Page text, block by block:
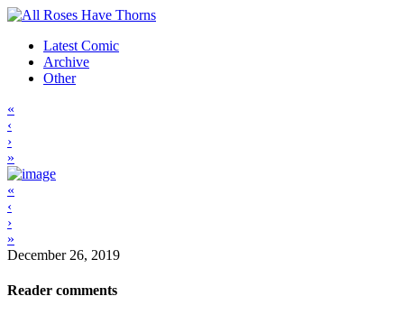
Latest Comic
Archive
Other
«
‹
›
»
«
‹
›
»
December 26, 2019
Reader comments